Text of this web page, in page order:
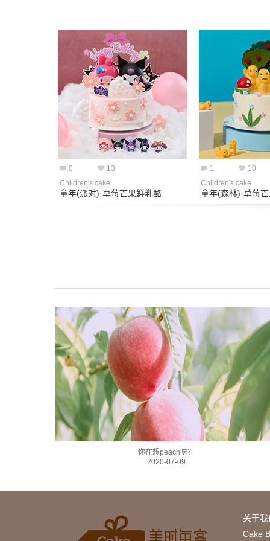
0
13
Children's cake
童年(派对)·草莓芒果鲜乳酪
1
10
Children's cake
童年(森林)·草莓
你在想peach吃？
2020-07-09
关于我
Cake